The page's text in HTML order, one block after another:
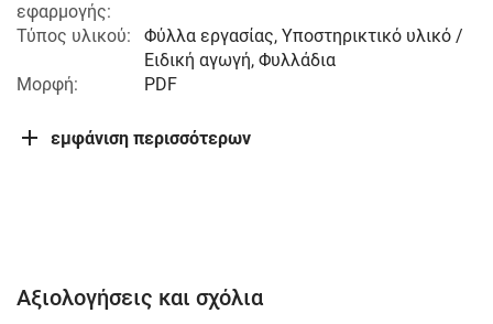
εφαρμογής:
Τύπος υλικού:
Φύλλα εργασίας, Υποστηρικτικό υλικό /
Ειδική αγωγή, Φυλλάδια
Μορφή:
PDF
εμφάνιση περισσότερων
Αξιολογήσεις και σχόλια